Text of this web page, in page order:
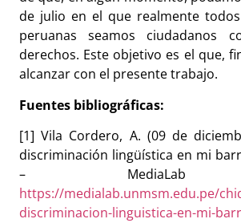
de julio en el que realmente
peruanas seamos ciudadanos
derechos. Este objetivo es el que,
alcanzar con el presente trabajo.
Fuentes bibliográficas:
[1] Vila Cordero, A. (09 de
discriminación lingüística en mi
– MediaLab
https://medialab.unmsm.edu.pe/
discriminacion-linguistica-en-mi-